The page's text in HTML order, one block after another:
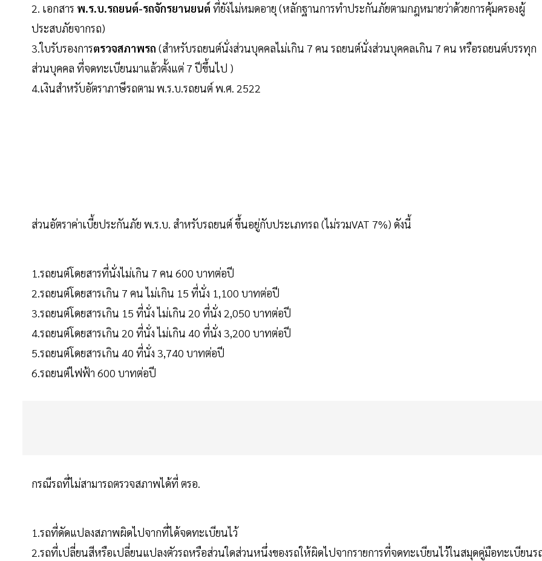
2. เอกสาร พ.ร.บ.รถยนต์-รถจักรยานยนต์ ที่ยังไม่หมดอายุ (หลักฐานการทำประกันภัยตามกฎหมายว่าด้วยการคุ้มครองผู้
ประสบภัยจากรถ)
3.ใบรับรองการตรวจสภาพรถ (สำหรับรถยนต์นั่งส่วนบุคคลไม่เกิน 7 คน รถยนต์นั่งส่วนบุคคลเกิน 7 คน หรือรถยนต์บรรทุก
ส่วนบุคคล ที่จดทะเบียนมาแล้วตั้งแต่ 7 ปีขึ้นไป )
4.เงินสำหรับอัตราภาษีรถตาม พ.ร.บ.รถยนต์ พ.ศ. 2522
ส่วนอัตราค่าเบี้ยประกันภัย พ.ร.บ. สำหรับรถยนต์ ขึ้นอยู่กับประเภทรถ (ไม่รวมVAT 7%) ดังนี้
1.รถยนต์โดยสารที่นั่งไม่เกิน 7 คน 600 บาทต่อปี
2.รถยนต์โดยสารเกิน 7 คน ไม่เกิน 15 ที่นั่ง 1,100 บาทต่อปี
3.รถยนต์โดยสารเกิน 15 ที่นั่ง ไม่เกิน 20 ที่นั่ง 2,050 บาทต่อปี
4.รถยนต์โดยสารเกิน 20 ที่นั่ง ไม่เกิน 40 ที่นั่ง 3,200 บาทต่อปี
5.รถยนต์โดยสารเกิน 40 ที่นั่ง 3,740 บาทต่อปี
6.รถยนต์ไฟฟ้า 600 บาทต่อปี
กรณีรถที่ไม่สามารถตรวจสภาพได้ที่ ตรอ.
1.รถที่ดัดแปลงสภาพผิดไปจากที่ได้จดทะเบียนไว้
2.รถที่เปลี่ยนสีหรือเปลี่ยนแปลงตัวรถหรือส่วนใดส่วนหนึ่งของรถให้ผิดไปจากรายการที่จดทะเบียนไว้ในสมุดคู่มือทะเบียนร